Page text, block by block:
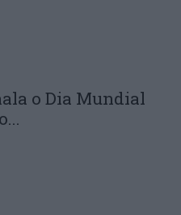
o Dia Mundial